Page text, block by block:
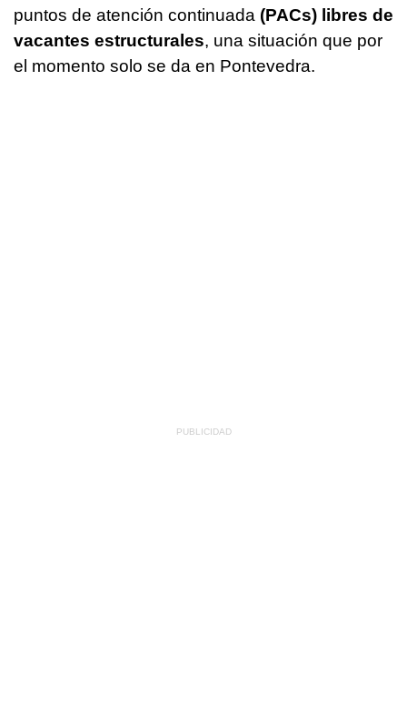
puntos de atención continuada (PACs) libres de
vacantes estructurales, una situación que por
el momento solo se da en Pontevedra.